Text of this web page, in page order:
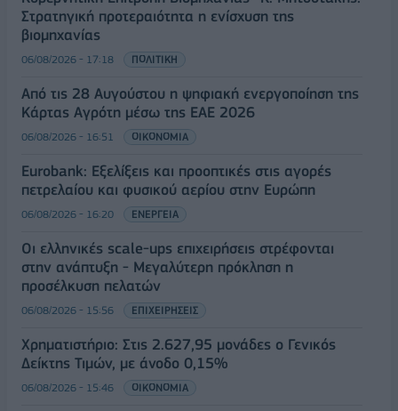
Στρατηγική προτεραιότητα η ενίσχυση της
βιομηχανίας
06/08/2026 - 17:18 ΠΟΛΙΤΙΚΗ
Από τις 28 Αυγούστου η ψηφιακή ενεργοποίηση της
Κάρτας Αγρότη μέσω της ΕΑΕ 2026
06/08/2026 - 16:51 ΟΙΚΟΝΟΜΙΑ
Eurobank: Εξελίξεις και προοπτικές στις αγορές
πετρελαίου και φυσικού αερίου στην Ευρώπη
06/08/2026 - 16:20 ΕΝΕΡΓΕΙΑ
Οι ελληνικές scale-ups επιχειρήσεις στρέφονται
στην ανάπτυξη - Μεγαλύτερη πρόκληση η
προσέλκυση πελατών
06/08/2026 - 15:56 ΕΠΙΧΕΙΡΗΣΕΙΣ
Χρηματιστήριο: Στις 2.627,95 μονάδες ο Γενικός
Δείκτης Τιμών, με άνοδο 0,15%
06/08/2026 - 15:46 ΟΙΚΟΝΟΜΙΑ